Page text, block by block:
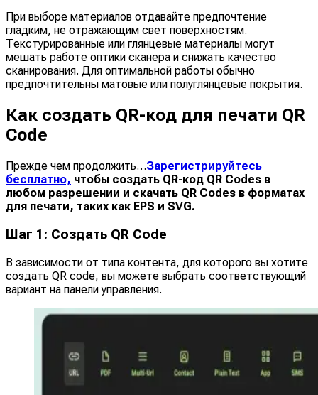
При выборе материалов отдавайте предпочтение
гладким, не отражающим свет поверхностям.
Текстурированные или глянцевые материалы могут
мешать работе оптики сканера и снижать качество
сканирования. Для оптимальной работы обычно
предпочтительны матовые или полуглянцевые покрытия.
Как создать QR-код для печати QR
Code
Прежде чем продолжить…Зарегистрируйтесь
бесплатно, чтобы создать QR-код QR Codes в
любом разрешении и скачать QR Codes в форматах
для печати, таких как EPS и SVG.
Шаг 1: Создать QR Code
В зависимости от типа контента, для которого вы хотите
создать QR code, вы можете выбрать соответствующий
вариант на панели управления.